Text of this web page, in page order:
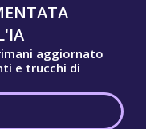
aggiornato
e trucchi di